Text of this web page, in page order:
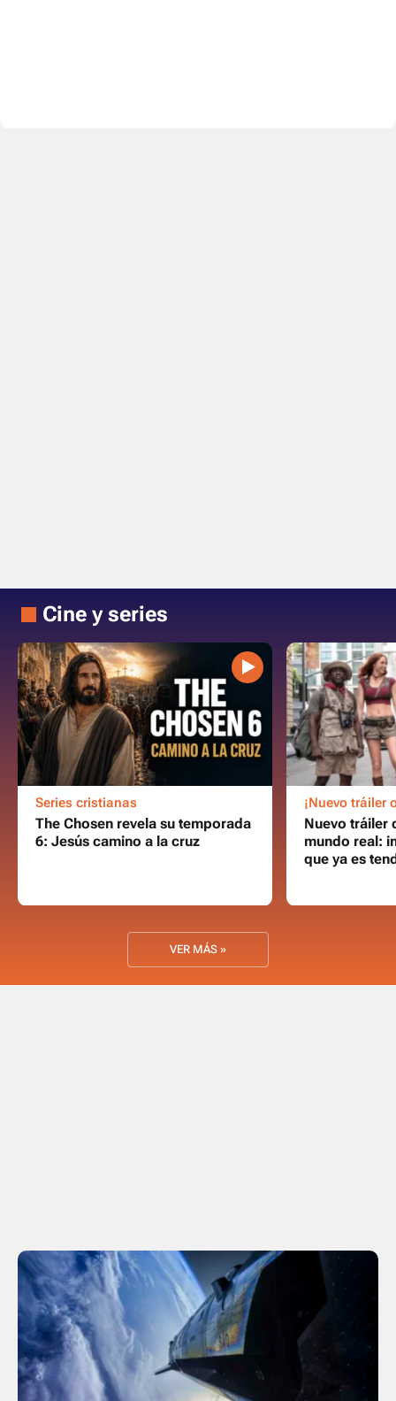
Cine y series
Series cristianas
The Chosen revela su temporada
6: Jesús camino a la cruz
¡Nuevo tráiler
Nuevo tráiler
mundo real:
que ya es
VER MÁS »